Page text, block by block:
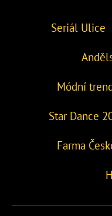
Seriál Ulice
Módní
Star Dance
Farma